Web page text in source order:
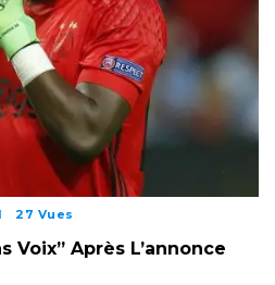
27 Vues
Voix” Après L’annonce